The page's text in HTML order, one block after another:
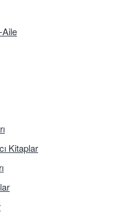
Aile
Kitaplar